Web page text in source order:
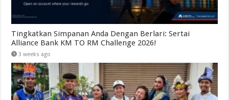
Tingkatkan Simpanan Anda Dengan Berlari: Sertai
Alliance Bank KM TO RM Challenge 2026!
3 weeks ago